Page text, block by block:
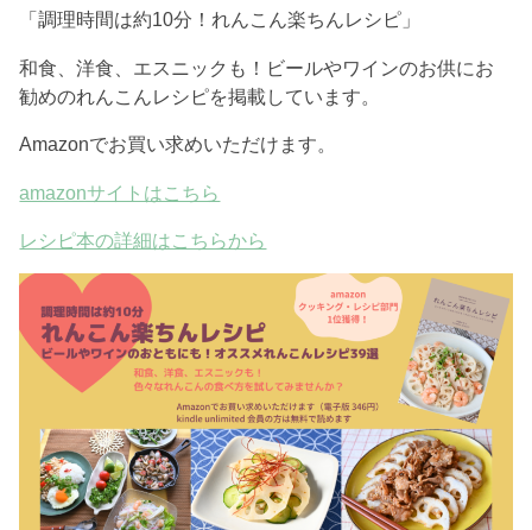
「調理時間は約10分！れんこん楽ちんレシピ」
和食、洋食、エスニックも！ビールやワインのお供にお
勧めのれんこんレシピを掲載しています。
Amazonでお買い求めいただけます。
amazonサイトはこちら
レシピ本の詳細はこちらから